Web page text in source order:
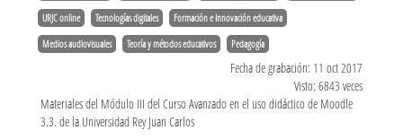
URJC online Tecnologías digitales Formación e Innovación educativa
Medios audiovisuales Teoría y métodos educativos Pedagogía
Fecha de grabación: 11 oct 2017
Visto: 6843 veces
Materiales del Módulo III del Curso Avanzado en el uso didáctico de Moodle
3.3. de la Universidad Rey Juan Carlos